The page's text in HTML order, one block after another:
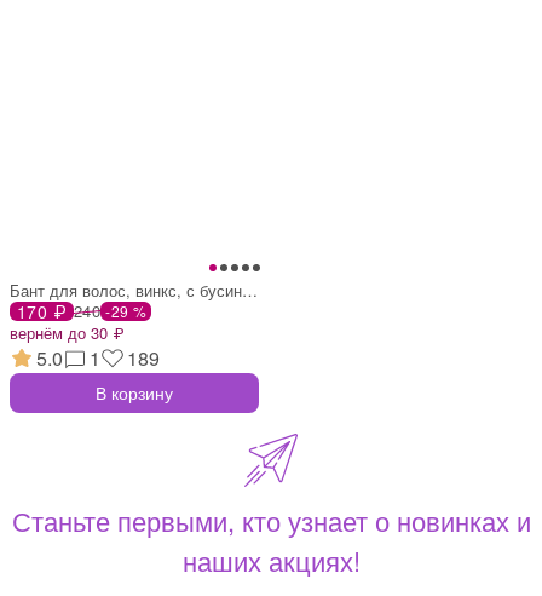
Бант для волос, винкс, с бусинами, 11 см
170 ₽ 240 -29 %
вернём до 30 ₽
5.0 1 189
В корзину
Станьте первыми, кто узнает о новинках и
наших акциях!